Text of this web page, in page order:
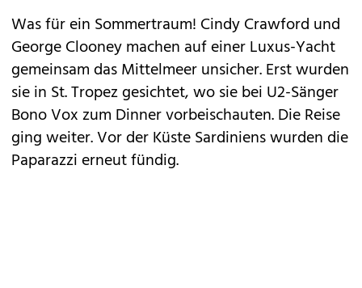
Was für ein Sommertraum! Cindy Crawford und
George Clooney machen auf einer Luxus-Yacht
gemeinsam das Mittelmeer unsicher. Erst wurden
sie in St. Tropez gesichtet, wo sie bei U2-Sänger
Bono Vox zum Dinner vorbeischauten. Die Reise
ging weiter. Vor der Küste Sardiniens wurden die
Paparazzi erneut fündig.